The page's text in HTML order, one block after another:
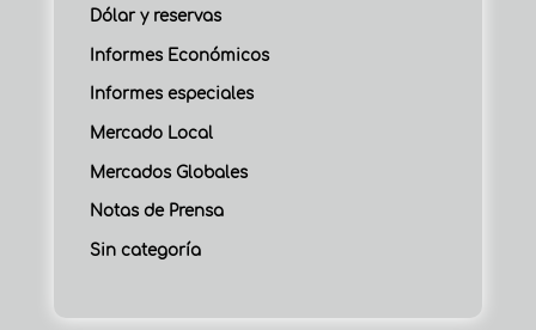
Dólar y reservas
Informes Económicos
Informes especiales
Mercado Local
Mercados Globales
Notas de Prensa
Sin categoría